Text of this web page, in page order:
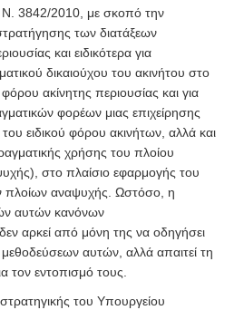
Ν. 3842/2010, με σκοπό την
των διατάξεων
και ειδικότερα για
δικαιούχου του ακινήτου στο
ακίνητης περιουσίας και για
φορέων μιας επιχείρησης
ειδικού φόρου ακινήτων, αλλά και
χρήσης του πλοίου
στο πλαίσιο εφαρμογής του
πλοίων αναψυχής. Ωστόσο, η
αυτών κανόνων
αρκεί από μόνη της να οδηγήσει
αυτών, αλλά απαιτεί τη
τον εντοπισμό τους.
του Υπουργείου